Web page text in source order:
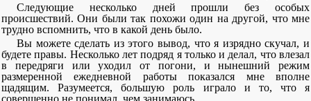
Следующие несколько дней прошли без особых
происшествий. Они были так похожи один на другой, что мне
трудно вспомнить, что в какой день было.
Вы можете сделать из этого вывод, что я изрядно скучал, и
будете правы. Несколько лет подряд я только и делал, что влезал
в передряги или уходил от погони, и нынешний режим
размеренной ежедневной работы показался мне вполне
щадящим. Разумеется, большую роль играло и то, что я
совершенно не понимал, чем занимаюсь.